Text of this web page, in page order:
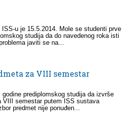
u je 15.5.2014. Mole se studenti prve
studija da do navedenog roka isti
javiti se na...
za VIII semestar
prediplomskog studija da izvrše
VIII semestar putem ISS sustava
predmet nije ponuđen...